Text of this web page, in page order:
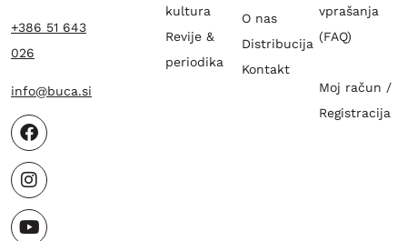
+386 51 643
026
info@buca.si
kultura
Revije &
periodika
O nas
Distribucija
Kontakt
vprašanja
(FAQ)
Moj račun /
Registracija